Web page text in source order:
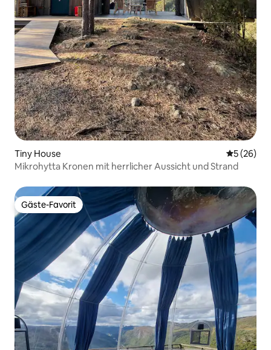
Tiny House
5 (26)
Mikrohytta Kronen mit herrlicher Aussicht und Strand
Gäste-Favorit
Gäste-Favorit